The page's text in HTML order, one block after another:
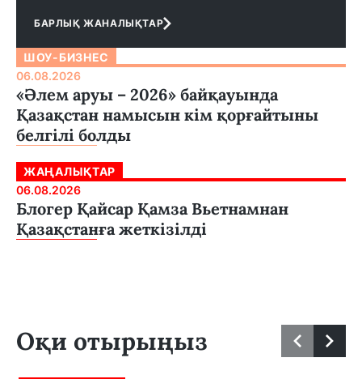
БАРЛЫҚ ЖАНАЛЫҚТАР
ШОУ-БИЗНЕС
06.08.2026
«Әлем аруы – 2026» байқауында
Қазақстан намысын кім қорғайтыны
белгілі болды
ЖАҢАЛЫҚТАР
06.08.2026
Блогер Қайсар Қамза Вьетнамнан
Қазақстанға жеткізілді
Оқи отырыңыз